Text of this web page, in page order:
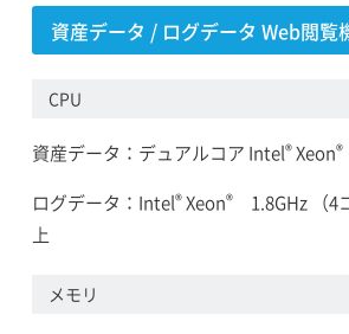
資産データ / ログデータ Web閲覧
CPU
資産データ：デュアルコア Intel®Xeon®
ログデータ：Intel®Xeon®1.8GHz （4
上
メモリ